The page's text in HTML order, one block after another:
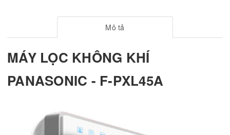
Mô tả
MÁY LỌC KHÔNG KHÍ
PANASONIC - F-PXL45A